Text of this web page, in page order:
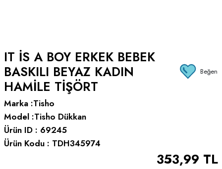
IT IS A BOY ERKEK BEBEK
BASKILI BEYAZ KADIN
HAMILE TIŞÖRT
Beğen
Marka :Tisho
Model :Tisho Dükkan
Ürün ID : 69245
Ürün Kodu : TDH345974
353,99 TL